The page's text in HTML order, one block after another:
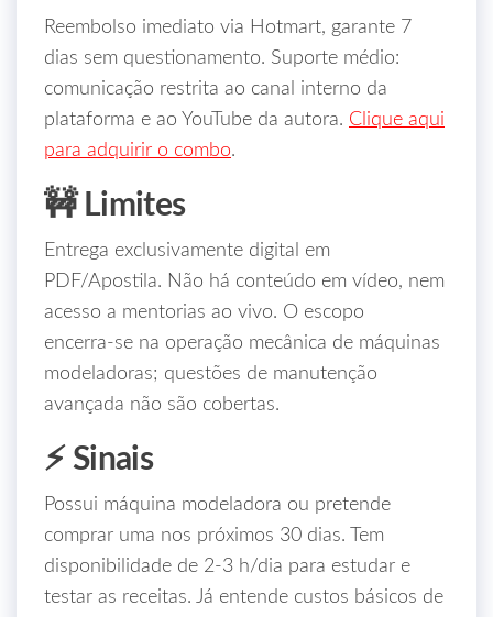
Reembolso imediato via Hotmart, garante 7
dias sem questionamento. Suporte médio:
comunicação restrita ao canal interno da
plataforma e ao YouTube da autora. Clique aqui
para adquirir o combo.
🚧 Limites
Entrega exclusivamente digital em
PDF/Apostila. Não há conteúdo em vídeo, nem
acesso a mentorias ao vivo. O escopo
encerra‑se na operação mecânica de máquinas
modeladoras; questões de manutenção
avançada não são cobertas.
⚡ Sinais
Possui máquina modeladora ou pretende
comprar uma nos próximos 30 dias. Tem
disponibilidade de 2‑3 h/dia para estudar e
testar as receitas. Já entende custos básicos de